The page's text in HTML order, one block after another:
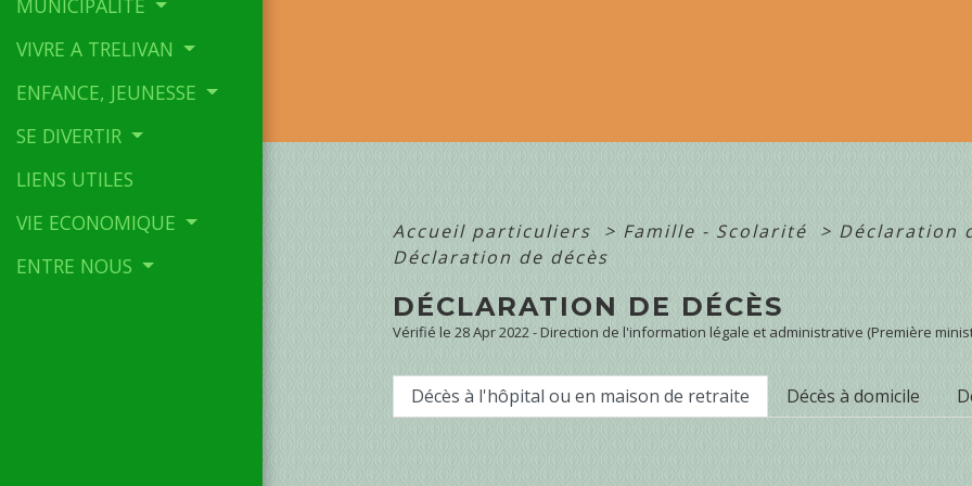
VIVRE A TRELIVAN
ENFANCE, JEUNESSE
SE DIVERTIR
LIENS UTILES
VIE ECONOMIQUE
ENTRE NOUS
Accueil particuliers > Famille - Scolarité > Déclaration
Déclaration de décès
DÉCLARATION DE DÉCÈS
Vérifié le 28 Apr 2022 - Direction de l'information légale et administrative (Première
Décès à l'hôpital ou en maison de retraite Décès à domicile